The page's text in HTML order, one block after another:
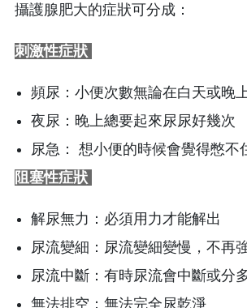
攝護腺肥大的症狀可分成：
刺激性症狀
頻尿：小便次數無論在白天或晚
夜尿：晚上總要起來尿尿好幾次
尿急： 想小便的時候會覺得憋不
阻塞性症狀
解尿無力：必須用力才能解出
尿流變細：尿流變細變慢，不再
尿流中斷：有時尿流會中斷或分
無法排空：無法完全尿乾淨